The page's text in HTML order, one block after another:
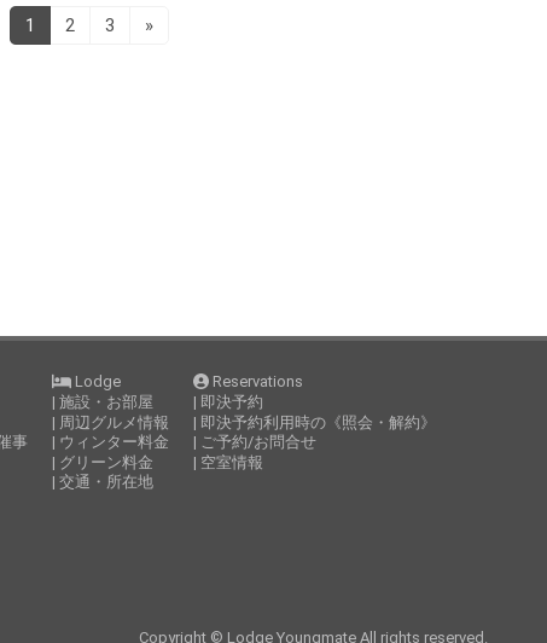
固
定
1
固
2
固
3 »
事
Lodge
| 施設・お部屋
| 周辺グルメ情報
| ウィンター料金
| グリーン料金
| 交通・所在地
Reservations
| 即決予約
| 即決予約利用時の《照会・解約》
| ご予約/お問合せ
| 空室情報
Copyright © Lodge Youngmate All rights reserved.